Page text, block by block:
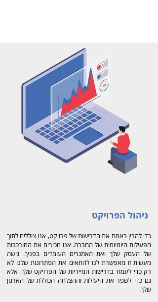
ניהול הפרויקט
כדי להבין באמת את הדרישות של פרויקט, אנו צוללים לתוך
הפעילות היומיומית של החברה. אנו מכירים את המורכבות
של העסק שלך ואת האתגרים העומדים בפניך. גישה
מעשית זו מאפשרת לנו להתאים את הפתרונות שלנו לא
רק כדי לעמוד בדרישות המיידיות של הפרויקט שלך, אלא
גם כדי לשפר את היעילות וההצלחה הכוללת של הארגון
שלך.